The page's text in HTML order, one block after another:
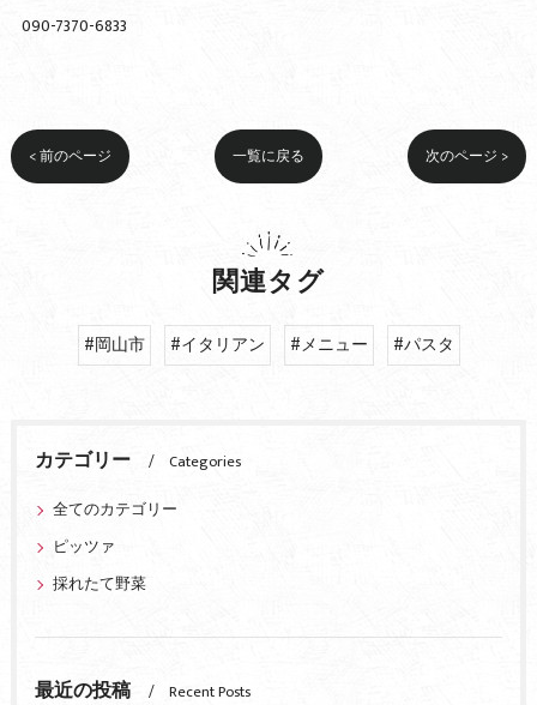
090-7370-6833
< 前のページ 一覧に戻る 次のページ >
関連タグ
#岡山市 #イタリアン #メニュー #パスタ
カテゴリー
Categories
全てのカテゴリー
ピッツァ
採れたて野菜
最近の投稿 Recent Posts